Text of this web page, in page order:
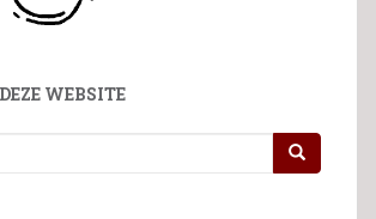
WEBSITE